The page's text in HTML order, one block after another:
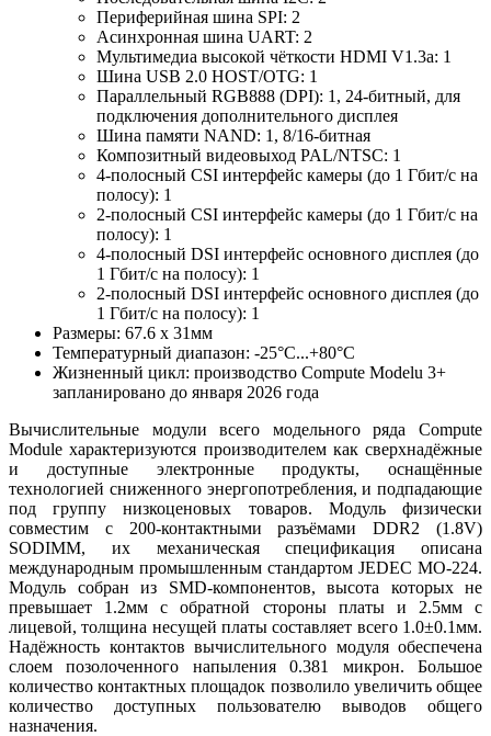
Периферийная шина SPI: 2
Асинхронная шина UART: 2
Мультимедиа высокой чёткости HDMI V1.3a: 1
Шина USB 2.0 HOST/OTG: 1
Параллельный RGB888 (DPI): 1, 24-битный, для
подключения дополнительного дисплея
Шина памяти NAND: 1, 8/16-битная
Композитный видеовыход PAL/NTSC: 1
4-полосный CSI интерфейс камеры (до 1 Гбит/с на
полосу): 1
2-полосный CSI интерфейс камеры (до 1 Гбит/с на
полосу): 1
4-полосный DSI интерфейс основного дисплея (до
1 Гбит/с на полосу): 1
2-полосный DSI интерфейс основного дисплея (до
1 Гбит/с на полосу): 1
Размеры: 67.6 х 31мм
Температурный диапазон: -25°С...+80°С
Жизненный цикл: производство Compute Modelu 3+
запланировано до января 2026 года
Вычислительные модули всего модельного ряда Compute
Module характеризуются производителем как сверхнадёжные
и доступные электронные продукты, оснащённые
технологией сниженного энергопотребления, и подпадающие
под группу низкоценовых товаров. Модуль физически
совместим с 200-контактными разъёмами DDR2 (1.8V)
SODIMM, их механическая спецификация описана
международным промышленным стандартом JEDEC MO-224.
Модуль собран из SMD-компонентов, высота которых не
превышает 1.2мм с обратной стороны платы и 2.5мм с
лицевой, толщина несущей платы составляет всего 1.0±0.1мм.
Надёжность контактов вычислительного модуля обеспечена
слоем позолоченного напыления 0.381 микрон. Большое
количество контактных площадок позволило увеличить общее
количество доступных пользователю выводов общего
назначения.